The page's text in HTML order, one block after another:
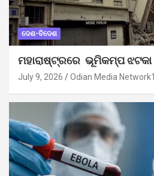
ଦେଶ-ବିଦେଶ
ମହାରାଷ୍ଟ୍ରରେ ଭୂମିକମ୍ପ ଝଟକା
July 9, 2026 Odian Media Network1